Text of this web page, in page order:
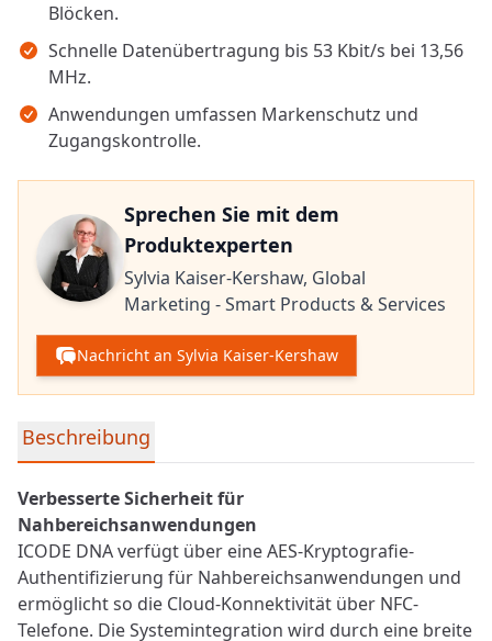
Blöcken.
Schnelle Datenübertragung bis 53 Kbit/s bei 13,56
MHz.
Anwendungen umfassen Markenschutz und
Zugangskontrolle.
Sprechen Sie mit dem
Produktexperten
Sylvia Kaiser-Kershaw, Global
Marketing - Smart Products & Services
Nachricht an Sylvia Kaiser-Kershaw
Detaillierte Produktinformationen
Beschreibung
Verbesserte Sicherheit für
Nahbereichsanwendungen
ICODE DNA verfügt über eine AES-Kryptografie-
Authentifizierung für Nahbereichsanwendungen und
ermöglicht so die Cloud-Konnektivität über NFC-
Telefone. Die Systemintegration wird durch eine breite